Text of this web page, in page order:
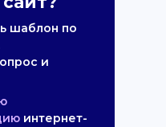
шаблон по
и
интернет-